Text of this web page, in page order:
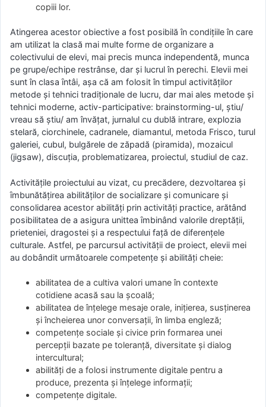
copiii lor.
Atingerea acestor obiective a fost posibilă în condiţiile în care
am utilizat la clasă mai multe forme de organizare a
colectivului de elevi, mai precis munca independentă, munca
pe grupe/echipe restrânse, dar şi lucrul în perechi. Elevii mei
sunt în clasa ȋntâi, aşa că am folosit în timpul activităţilor
metode şi tehnici tradiţionale de lucru, dar mai ales metode şi
tehnici moderne, activ-participative: brainstorming-ul, ştiu/
vreau să ştiu/ am învăţat, jurnalul cu dublă intrare, explozia
stelară, ciorchinele, cadranele, diamantul, metoda Frisco, turul
galeriei, cubul, bulgărele de zăpadă (piramida), mozaicul
(jigsaw), discuţia, problematizarea, proiectul, studiul de caz.
Activitățile proiectului au vizat, cu precădere, dezvoltarea şi
ȋmbunătăţirea abilităților de socializare și comunicare și
consolidarea acestor abilități prin activități practice, arătând
posibilitatea de a asigura unittea ȋmbinând valorile dreptăţii,
prieteniei, dragostei şi a respectului faţă de diferenţele
culturale. Astfel, pe parcursul activităţii de proiect, elevii mei
au dobândit următoarele competenţe şi abilităţi cheie:
abilitatea de a cultiva valori umane în contexte
cotidiene acasă sau la şcoală;
abilitatea de înţelege mesaje orale, iniţierea, susţinerea
şi încheierea unor conversaţii, în limba engleză;
competenţe sociale şi civice prin formarea unei
percepţii bazate pe toleranţă, diversitate şi dialog
intercultural;
abilităţi de a folosi instrumente digitale pentru a
produce, prezenta şi înţelege informaţii;
competenţe digitale.